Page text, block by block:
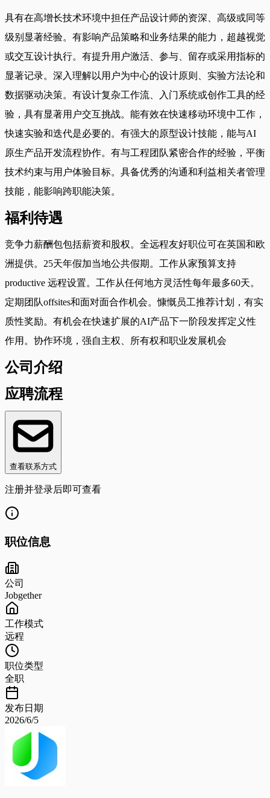
具有在高增长技术环境中担任产品设计师的资深、高级或同等
级别显著经验。有影响产品策略和业务结果的能力，超越视觉
或交互设计执行。有提升用户激活、参与、留存或采用指标的
显著记录。深入理解以用户为中心的设计原则、实验方法论和
数据驱动决策。有设计复杂工作流、入门系统或创作工具的经
验，具有显著用户交互挑战。能有效在快速移动环境中工作，
快速实验和迭代是必要的。有强大的原型设计技能，能与AI
原生产品开发流程协作。有与工程团队紧密合作的经验，平衡
技术约束与用户体验目标。具备优秀的沟通和利益相关者管理
技能，能影响跨职能决策。
福利待遇
竞争力薪酬包包括薪资和股权。全远程友好职位可在英国和欧
洲提供。25天年假加当地公共假期。工作从家预算支持
productive 远程设置。工作从任何地方灵活性每年最多60天。
定期团队offsites和面对面合作机会。慷慨员工推荐计划，有实
质性奖励。有机会在快速扩展的AI产品下一阶段发挥定义性
作用。协作环境，强自主权、所有权和职业发展机会
公司介绍
应聘流程
查看联系方式
注册并登录后即可查看
职位信息
公司
Jobgether
工作模式
远程
职位类型
全职
发布日期
2026/6/5